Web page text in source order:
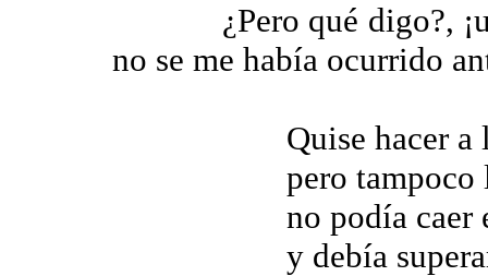
¿Pero qué digo?, ¡un
no se me había ocurrido
Quise hacer
pero
no podía caer
y debía